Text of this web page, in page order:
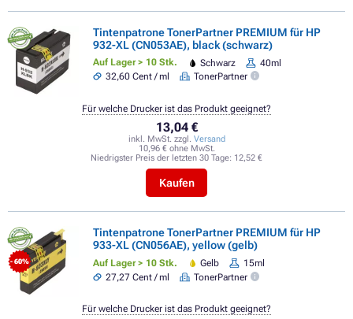
Tintenpatrone TonerPartner PREMIUM für HP
932-XL (CN053AE), black (schwarz)
Auf Lager > 10 Stk. Schwarz
40ml
32,60 Cent / ml
TonerPartner
13,04 €
inkl. MwSt. zzgl. Versand
10,96 € ohne MwSt.
Niedrigster Preis der letzten 30 Tage: 12,52 €
Kaufen
Für welche Drucker ist das Produkt geeignet?
- 60%
Tintenpatrone TonerPartner PREMIUM für HP
933-XL (CN056AE), yellow (gelb)
Auf Lager > 10 Stk. Gelb
15ml
27,27 Cent / ml
TonerPartner
Für welche Drucker ist das Produkt geeignet?